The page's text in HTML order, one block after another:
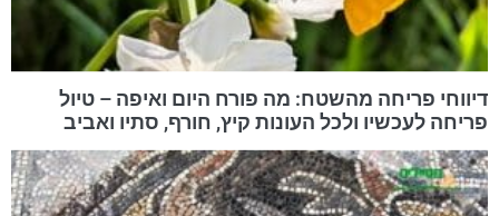
דיווחי פריחה מהשטח: מה פורח היום ואיפה – טיול
פריחה לעכשיו ולכל העונות קיץ, חורף, סתיו ואביב